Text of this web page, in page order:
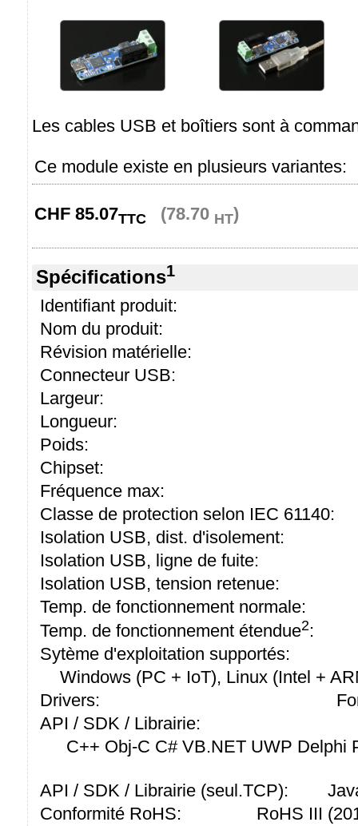
Les cables USB et boîtiers sont à
Ce module existe en plusieurs variantes:
CHF 85.07TTC (78.70 HT)
Spécifications1
Identifiant produit:
Nom du produit:
Révision matérielle:
Connecteur USB:
Largeur:
Longueur:
Poids:
Chipset:
Fréquence max:
Classe de protection selon IEC 61140:
Isolation USB, dist. d'isolement:
Isolation USB, ligne de fuite:
Isolation USB, tension retenue:
Temp. de fonctionnement normale:
Temp. de fonctionnement étendue2:
Sytème d'exploitation supportés:
Windows (PC + IoT), Linux (Intel +
Drivers:
API / SDK / Librairie:
C++ Obj-C C# VB.NET UWP Delphi
API / SDK / Librairie (seul.TCP):
Conformité RoHS:
RoHS III